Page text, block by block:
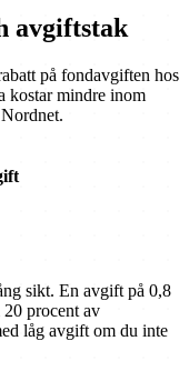
avgiftstak
på fondavgiften hos
kostar mindre inom
sikt. En avgift på 0,8
procent av
låg avgift om du inte